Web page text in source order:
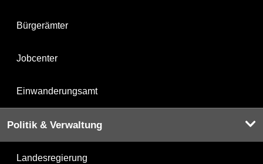
Bürgerämter
Jobcenter
Einwanderungsamt
Politik & Verwaltung
Landesregierung